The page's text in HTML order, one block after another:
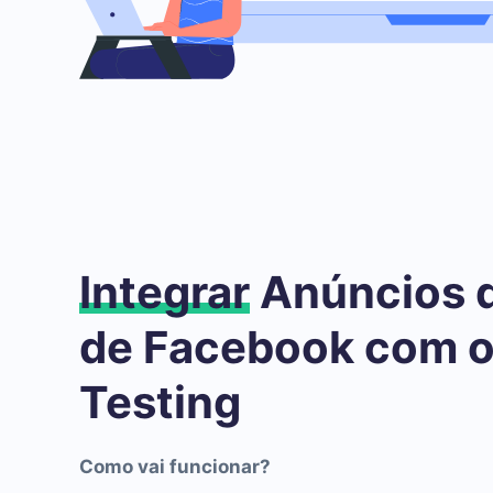
Integrar Anúncios
de Facebook com
Testing
Como vai funcionar?